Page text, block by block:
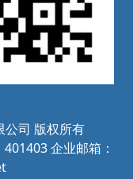
司 版权所有
企业邮箱：